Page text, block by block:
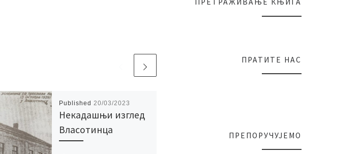
Published 20/03/2023
Некадашњи изглед
Власотинца
ПРАТИТЕ НАС
ПРЕПОРУЧУЈЕМО